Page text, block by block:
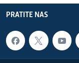
PRATITE NAS